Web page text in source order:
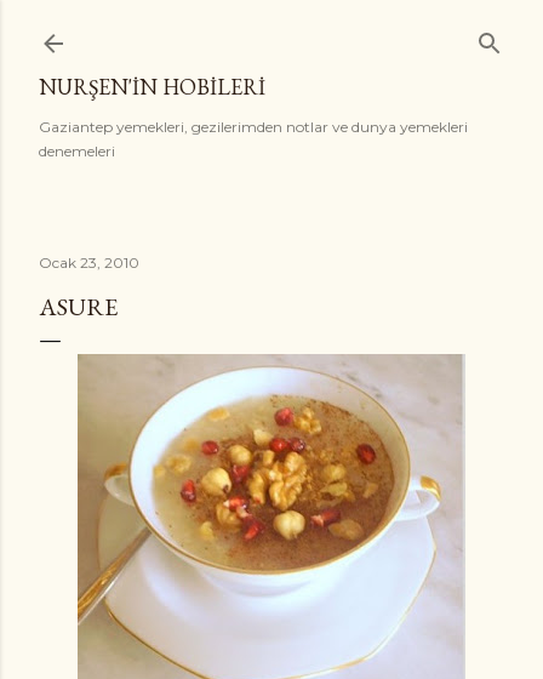
NURŞEN'İN HOBİLERİ
Gaziantep yemekleri, gezilerimden notlar ve dunya yemekleri
denemeleri
Ocak 23, 2010
ASURE